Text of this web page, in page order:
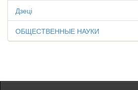
Дзеці
ОБЩЕСТВЕННЫЕ НАУКИ